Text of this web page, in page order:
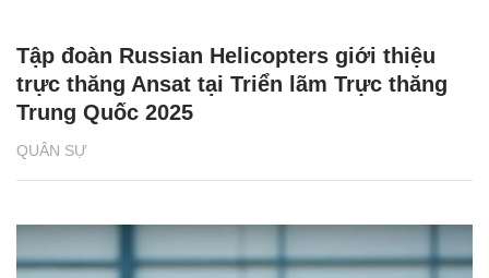
QUÂN SỰ
Tập đoàn Russian Helicopters giới thiệu
trực thăng Ansat tại Triển lãm Trực thăng
Trung Quốc 2025